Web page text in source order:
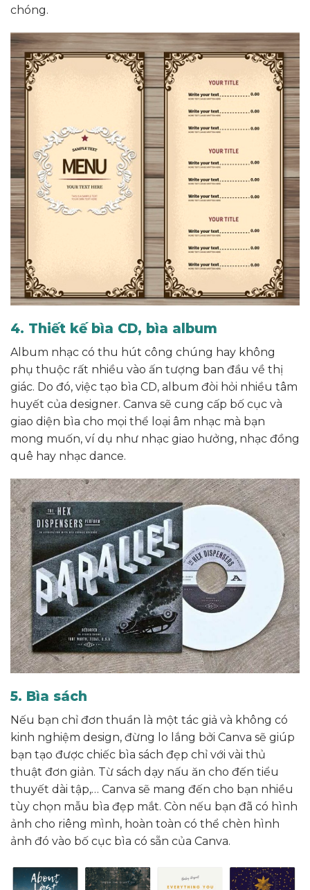
chóng.
4. Thiết kế bìa CD, bìa album
Album nhạc có thu hút công chúng hay không
phụ thuộc rất nhiều vào ấn tượng ban đầu về thị
giác. Do đó, việc tạo bìa CD, album đòi hỏi nhiều tâm
huyết của designer. Canva sẽ cung cấp bố cục và
giao diện bìa cho mọi thể loại âm nhạc mà bạn
mong muốn, ví dụ như nhạc giao hưởng, nhạc đồng
quê hay nhạc dance.
5. Bìa sách
Nếu bạn chỉ đơn thuần là một tác giả và không có
kinh nghiệm design, đừng lo lắng bởi Canva sẽ giúp
bạn tạo được chiếc bìa sách đẹp chỉ với vài thủ
thuật đơn giản. Từ sách dạy nấu ăn cho đến tiểu
thuyết dài tập,… Canva sẽ mang đến cho bạn nhiều
tùy chọn mẫu bìa đẹp mắt. Còn nếu bạn đã có hình
ảnh cho riêng mình, hoàn toàn có thể chèn hình
ảnh đó vào bố cục bìa có sẵn của Canva.